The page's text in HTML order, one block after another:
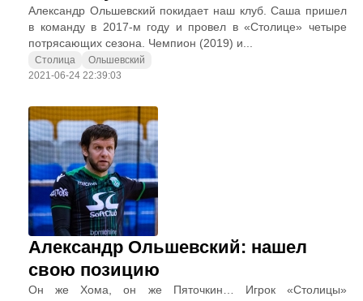
Александр Ольшевский покидает наш клуб. Саша пришел
в команду в 2017-м году и провел в «Столице» четыре
потрясающих сезона. Чемпион (2019) и...
Столица
Ольшевский
2021-06-24 22:39:03
Александр Ольшевский: нашел
свою позицию
Он же Хома, он же Пяточкин… Игрок «Столицы»